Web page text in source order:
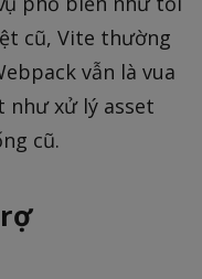
cũ, Vite thường
vẫn là vua
như xử lý asset
cũ.